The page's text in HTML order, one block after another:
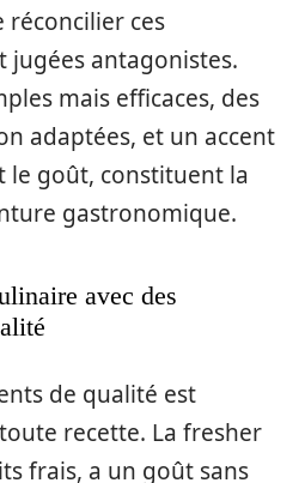
réconcilier ces
jugées antagonistes.
mais efficaces, des
adaptées, et un accent
le goût, constituent la
gastronomique.
avec des
de qualité est
recette. La fresher
frais, a un goût sans